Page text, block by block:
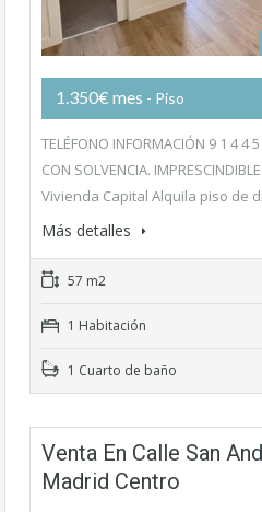
1.350€ mes - Piso
TELÉFONO INFORMACIÓN 9 1 4 4
CON SOLVENCIA.
Vivienda Capital Alquila piso de
Más detalles
57 m2
1 Habitación
1 Cuarto de baño
Venta En Calle San
Madrid Centro